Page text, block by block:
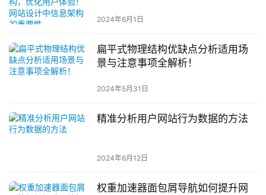
2024年6月1日
扁平式物理结构优缺点分析适用场
景与注意事项全解析！
2024年5月31日
精准分析用户网站行为数据的方法
2024年6月12日
权重加速器面包屑导航如何提升网